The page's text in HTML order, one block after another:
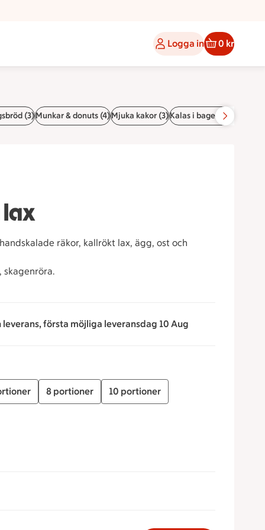
Logga in 0 kr
(3)Munkar & donuts (4)Mjuka kakor (3)Kalas i bageriet! (10)
lax
räkor, kallrökt lax, ägg, ost och
skagenröra.
första möjliga leveransdag 10 Aug
8 portioner 10 portioner
för att minska eller öka värdet, eller ange ett värde